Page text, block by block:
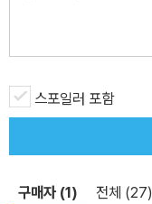
스포일러 포함
구매자 (1) 전체 (27)